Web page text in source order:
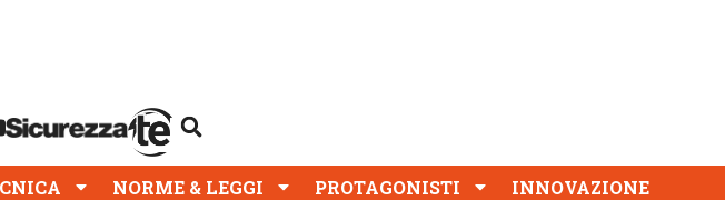
NORME & LEGGI PROTAGONISTI
INNOVAZIONE